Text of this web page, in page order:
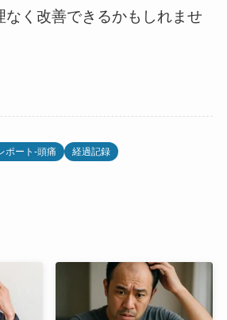
なく改善できるかもしれませ
ポート-頭痛 経過記録